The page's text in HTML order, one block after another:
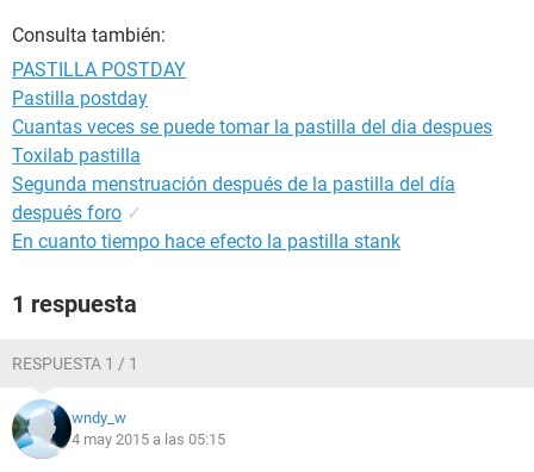
Consulta también:
PASTILLA POSTDAY
Pastilla postday
Cuantas veces se puede tomar la pastilla del dia despues
Toxilab pastilla
Segunda menstruación después de la pastilla del día
después foro ✓
En cuanto tiempo hace efecto la pastilla stank
1 respuesta
RESPUESTA 1 / 1
wndy_w
4 may 2015 a las 05:15